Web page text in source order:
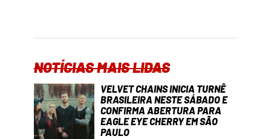
NOTÍCIAS MAIS LIDAS
VELVET CHAINS INICIA TURNÊ
BRASILEIRA NESTE SÁBADO E
CONFIRMA ABERTURA PARA
EAGLE EYE CHERRY EM SÃO
PAULO